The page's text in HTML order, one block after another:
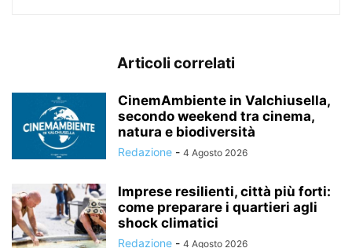
Articoli correlati
CinemAmbiente in Valchiusella,
secondo weekend tra cinema,
natura e biodiversità
Redazione - 4 Agosto 2026
Imprese resilienti, città più forti:
come preparare i quartieri agli
shock climatici
Redazione - 4 Agosto 2026